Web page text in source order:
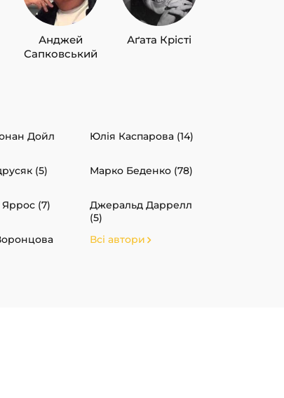
Анджей
Сапковський
Аґата Крісті
Дойл
Юлія Каспарова (14)
(5) Марко Беденко (78)
(7)
Джеральд Даррелл
(5)
Всі автори